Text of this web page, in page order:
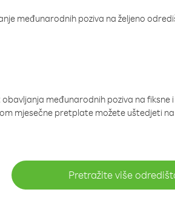
međunarodnih poziva na željeno
međunarodnih poziva na
mjesečne pretplate možete uštedjeti
Pretražite više